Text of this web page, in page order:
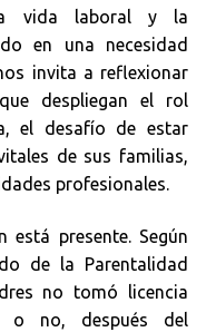
vida laboral y la
en una necesidad
invita a reflexionar
despliegan el rol
el desafío de estar
de sus familias,
profesionales.
está presente. Según
de la Parentalidad
no tomó licencia
o no, después del